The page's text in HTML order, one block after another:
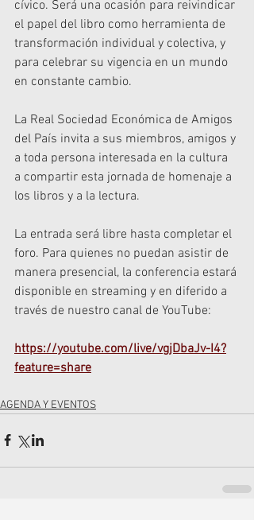
cívico. Será una ocasión para reivindicar
el papel del libro como herramienta de
transformación individual y colectiva, y
para celebrar su vigencia en un mundo
en constante cambio.
La Real Sociedad Económica de Amigos
del País invita a sus miembros, amigos y
a toda persona interesada en la cultura
a compartir esta jornada de homenaje a
los libros y a la lectura.
La entrada será libre hasta completar el
foro. Para quienes no puedan asistir de
manera presencial, la conferencia estará
disponible en streaming y en diferido a
través de nuestro canal de YouTube:
https://youtube.com/live/vgjDbaJv-I4?
feature=share
AGENDA Y EVENTOS